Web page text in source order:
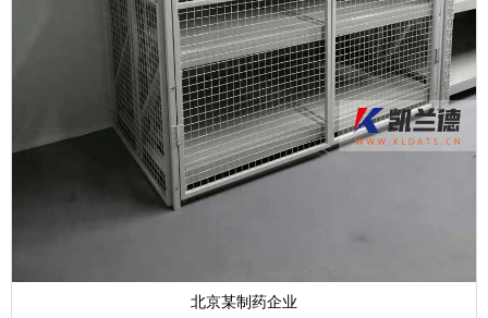
北京某制药企业